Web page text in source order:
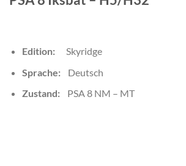
Edition:Skyridge
Sprache:Deutsch
Zustand:PSA 8 NM – MT